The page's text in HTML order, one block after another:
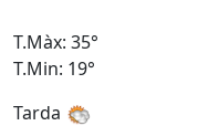
T.Màx: 35°
T.Min: 19°
Tarda